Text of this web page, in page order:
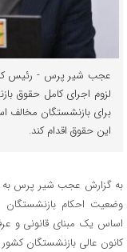
عجب شیر پرس - رئیس
لزوم اجرای کامل حقوق
برای بازنشستگان مخالف
این حقوق اقدام کند.
به گزارش عجب شیر پرس به نقل
وضعیت احکام بازنشستگان
اساس یک مبنای قانونی و
کانون عالی بازنشستگان